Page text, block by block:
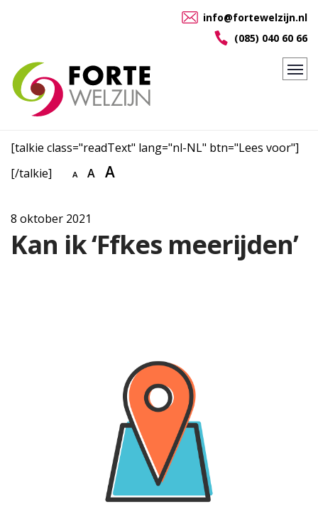
info@fortewelzijn.nl
(085) 040 60 66
[talkie class="readText" lang="nl-NL" btn="Lees voor"]
[/talkie]
A A A
8 oktober 2021
Kan ik ‘Ffkes meerijden’